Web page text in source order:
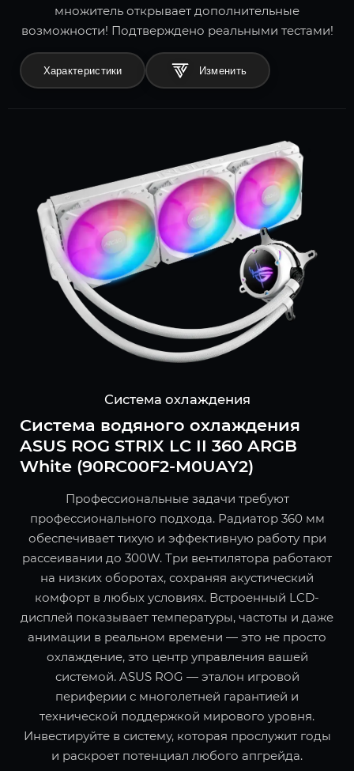
множитель открывает дополнительные
возможности! Подтверждено реальными тестами!
Характеристики
Система охлаждения
Система водяного охлаждения
ASUS ROG STRIX LC II 360 ARGB
White (90RC00F2-M0UAY2)
Профессиональные задачи требуют
профессионального подхода. Радиатор 360 мм
обеспечивает тихую и эффективную работу при
рассеивании до 300W. Три вентилятора работают
на низких оборотах, сохраняя акустический
комфорт в любых условиях. Встроенный LCD-
дисплей показывает температуры, частоты и даже
анимации в реальном времени — это не просто
охлаждение, это центр управления вашей
системой. ASUS ROG — эталон игровой
периферии с многолетней гарантией и
технической поддержкой мирового уровня.
Инвестируйте в систему, которая прослужит годы
и раскроет потенциал любого апгрейда.